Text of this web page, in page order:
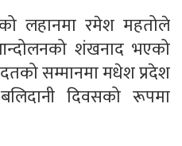
लहानमा रमेश महतोले
शंखनाद भएको
सम्मानमा मधेश प्रदेश
दिवसको रूपमा